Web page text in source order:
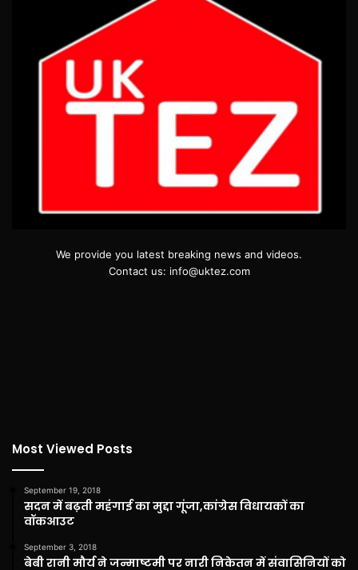
We provide you latest breaking news and videos.
Contact us: info@uktez.com
Most Viewed Posts
September 19, 2018
सदन में बढ़ती महंगाई का मुद्दा गूंजा,कांग्रेस विधायकों का
वॉकआउट
September 3, 2018
बेबी रानी मौर्य ने जन्माष्टमी पर नारी निकेतन में संवासिनियों को